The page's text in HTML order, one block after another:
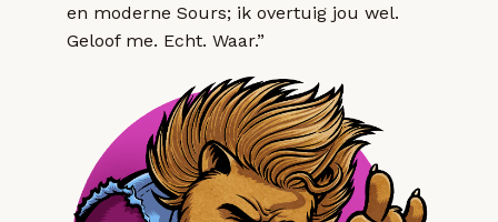
en moderne Sours; ik overtuig jou wel.
Geloof me. Echt. Waar.”